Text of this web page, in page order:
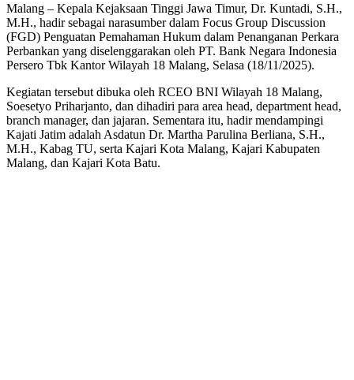
Malang – Kepala Kejaksaan Tinggi Jawa Timur, Dr. Kuntadi, S.H.,
M.H., hadir sebagai narasumber dalam Focus Group Discussion
(FGD) Penguatan Pemahaman Hukum dalam Penanganan Perkara
Perbankan yang diselenggarakan oleh PT. Bank Negara Indonesia
Persero Tbk Kantor Wilayah 18 Malang, Selasa (18/11/2025).
Kegiatan tersebut dibuka oleh RCEO BNI Wilayah 18 Malang,
Soesetyo Priharjanto, dan dihadiri para area head, department head,
branch manager, dan jajaran. Sementara itu, hadir mendampingi
Kajati Jatim adalah Asdatun Dr. Martha Parulina Berliana, S.H.,
M.H., Kabag TU, serta Kajari Kota Malang, Kajari Kabupaten
Malang, dan Kajari Kota Batu.